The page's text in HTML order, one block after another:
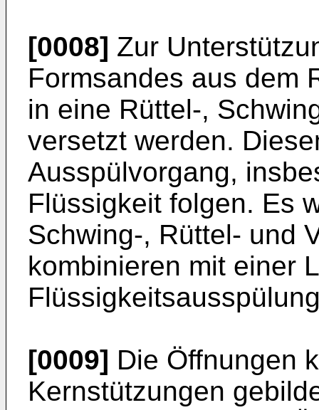
[0008] Zur
Formsandes aus dem
in eine Rüttel-,
versetzt werden.
Ausspülvorgang,
Flüssigkeit folgen. Es
Schwing-, Rüttel- und
kombinieren mit einer
[0009] Die Öffnungen
Kernstützungen